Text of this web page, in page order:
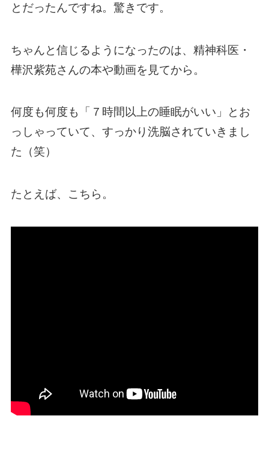
とだったんですね。驚きです。
ちゃんと信じるようになったのは、精神科医・
樺沢紫苑さんの本や動画を見てから。
何度も何度も「７時間以上の睡眠がいい」とお
っしゃっていて、すっかり洗脳されていきまし
た（笑）
たとえば、こちら。